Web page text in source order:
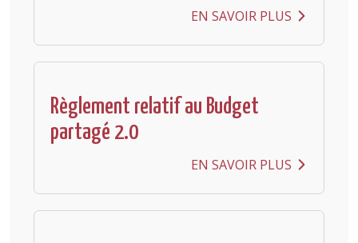
EN SAVOIR PLUS
Règlement relatif au Budget
partagé 2.0
EN SAVOIR PLUS